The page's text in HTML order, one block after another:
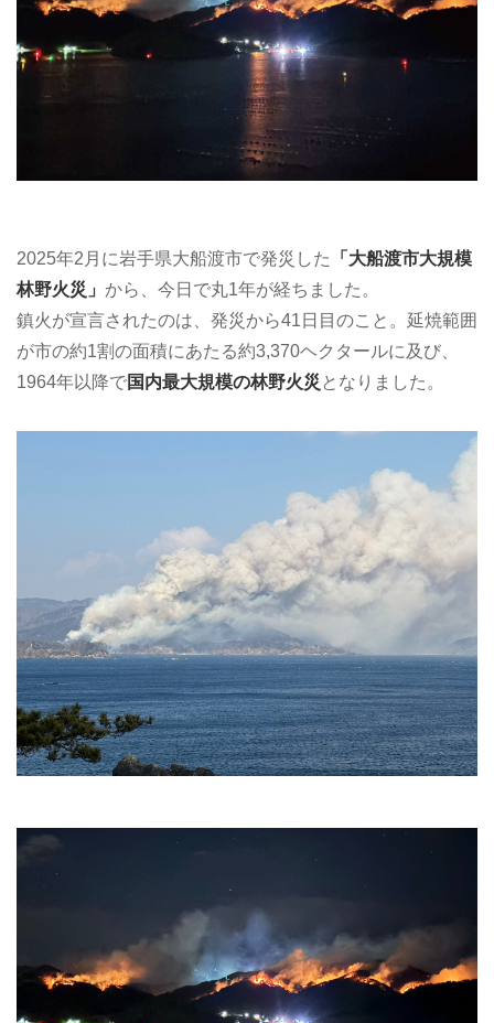
2025年2月に岩手県大船渡市で発災した
「大船渡市大規模
林野火災」 から、今日で丸1年が経ちました。
鎮火が宣言されたのは、発災から41日目のこと。延焼範囲
が市の約1割の面積にあたる約3,370ヘクタールに及び、
1964年以降で国内最大規模の林野火災 となりました。